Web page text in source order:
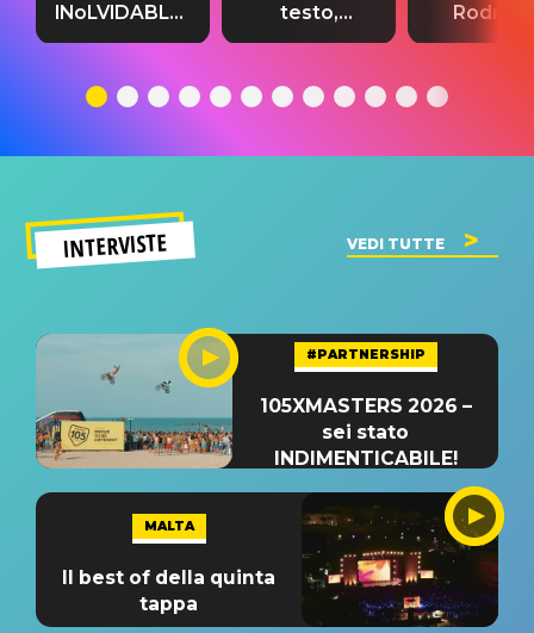
INoLVIDABLE”:
testo,
significato
testo,
traduzione e
del singolo
testo,
INTERVISTE VEDI TUTTE
#PARTNERSHIP
105XMASTERS 2026 –
sei stato
INDIMENTICABILE!
MALTA
Il best of della quinta
tappa